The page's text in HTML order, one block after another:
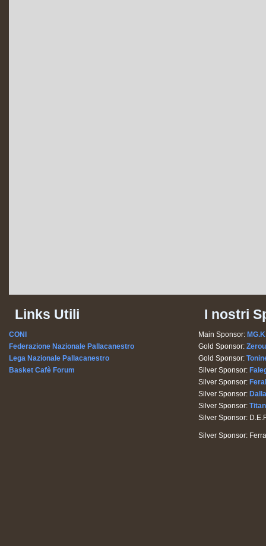
Links Utili
CONI
Federazione Nazionale Pallacanestro
Lega Nazionale Pallacanestro
Basket Cafè Forum
I nostri
Main Sponsor:
Gold Sponsor:
Gold Sponsor:
Silver Sponsor:
Silver Sponsor:
Silver Sponsor:
Silver Sponsor:
Silver Sponsor:
Silver Sponsor: